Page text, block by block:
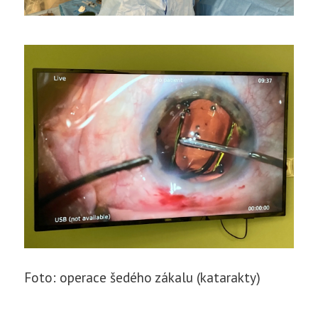
Foto: operace šedého zákalu (katarakty)